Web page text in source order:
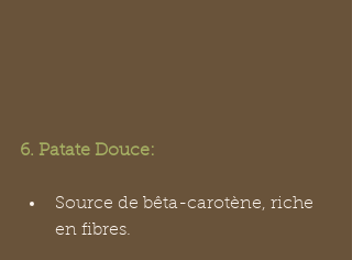
6. Patate Douce:
Source de bêta-carotène, riche
en fibres.